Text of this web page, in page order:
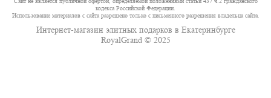
кодекса Российской Федерации.
Использование материалов с сайта разрешено только с письменного разрешения владельца сайта.
Интернет-магазин элитных подарков в Екатеринбурге
RoyalGrand © 2025